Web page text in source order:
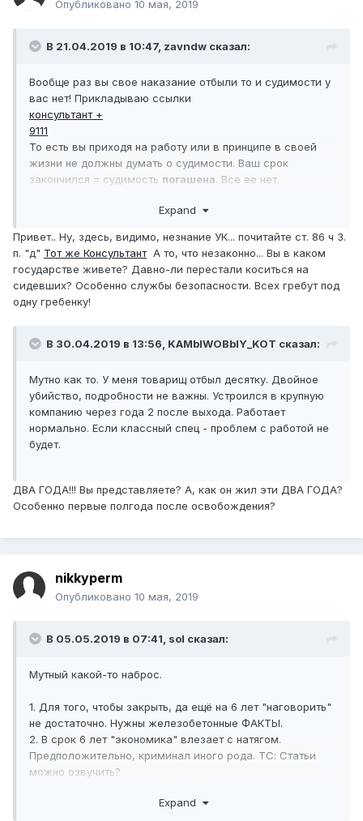
Опубликовано 10 мая, 2019
В 21.04.2019 в 10:47, zavndw сказал:
Вообще раз вы свое наказание отбыли то и судимости у
вас нет! Прикладываю ссылки
консультант +
9111
То есть вы приходя на работу или в принципе в своей
жизни не должны думать о судимости. Ваш срок
закончился = судимость погашена. Все ее нет.
не должно влиять. Найти предпринимателей готовых
вроде как в самом ходу.
А если на какой либо работе вас разворачивают то это
-не законно!
Expand
Привет.. Ну, здесь, видимо, незнание УК... почитайте ст. 86 ч 3.
п. "д" Тот же КонсультантА то, что незаконно... Вы в каком
государстве живете? Давно-ли перестали коситься на
сидевших? Особенно службы безопасности. Всех гребут под
одну гребенку!
В 30.04.2019 в 13:56, KAMblWOBblY_KOT сказал:
Мутно как то. У меня товарищ отбыл десятку. Двойное
убийство, подробности не важны. Устроился в крупную
компанию через года 2 после выхода. Работает
нормально. Если классный спец - проблем с работой не
будет.
ДВА ГОДА!!! Вы представляете? А, как он жил эти ДВА ГОДА?
Особенно первые полгода после освобождения?
nikkyperm
Опубликовано 10 мая, 2019
В 05.05.2019 в 07:41, sol сказал:
Мутный какой-то наброс.
1. Для того, чтобы закрыть, да ещё на 6 лет "наговорить"
не достаточно. Нужны железобетонные ФАКТЫ.
2. В срок 6 лет "экономика" влезает с натягом.
Предположительно, криминал иного рода. ТС: Статьи
можно озвучить?
Некоторое, небольшое кол-во отбытие л
Expand